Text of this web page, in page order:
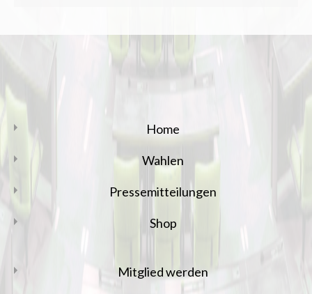
Home
Wahlen
Pressemitteilungen
Shop
Mitglied werden